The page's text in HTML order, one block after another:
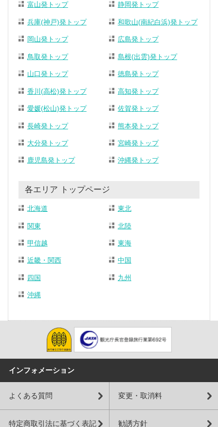
富山発トップ 静岡発トップ
兵庫(神戸)発トップ 和歌山(南紀白浜)発トップ
岡山発トップ 広島発トップ
鳥取発トップ 島根(出雲)発トップ
山口発トップ 徳島発トップ
香川(高松)発トップ 高知発トップ
愛媛(松山)発トップ 佐賀発トップ
長崎発トップ 熊本発トップ
大分発トップ 宮崎発トップ
鹿児島発トップ 沖縄発トップ
各エリア トップページ
北海道 東北
関東 北陸
甲信越 東海
近畿・関西 中国
四国 九州
沖縄
インフォメーション
よくある質問 変更・取消料
特定商取引法に基づく表記 勧誘方針